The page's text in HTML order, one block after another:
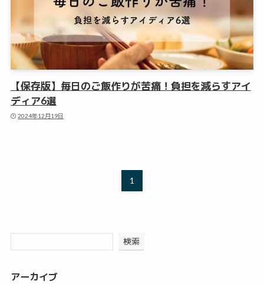
【保存版】毎日のご飯作りが苦痛！負担を減らすアイ
ディア6選
2024年12月19日
1
検索
アーカイブ